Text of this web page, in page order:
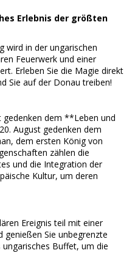
Erlebnis der größten
wird in der ungarischen
Feuerwerk und einer
Erleben Sie die Magie direkt
Sie auf der Donau treiben!
gedenken dem **Leben und
August gedenken dem
dem ersten König von
zählen die
und die Integration der
Kultur, um deren
Ereignis teil mit einer
genießen Sie unbegrenzte
Buffet, um die